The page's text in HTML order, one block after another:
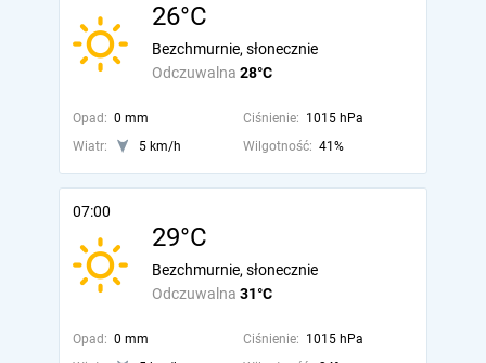
26°C
Odczuwalna 28°C
Bezchmurnie, słonecznie
Opad: 0 mm Ciśnienie: 1015 hPa
Wiatr:
5 km/h Wilgotność: 41%
07:00
29°C
Odczuwalna 31°C
Bezchmurnie, słonecznie
Opad: 0 mm Ciśnienie: 1015 hPa